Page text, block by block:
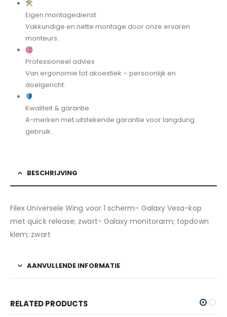
Eigen montagedienst
Vakkundige en nette montage door onze ervaren
monteurs.
Professioneel advies
Van ergonomie tot akoestiek – persoonlijk en
doelgericht.
Kwaliteit & garantie
A-merken met uitstekende garantie voor langdurig
gebruik.
BESCHRIJVING
Filex Universele Wing voor 1 scherm- Galaxy Vesa-kop
met quick release; zwart- Galaxy monitorarm; topdown
klem; zwart
AANVULLENDE INFORMATIE
RELATED PRODUCTS